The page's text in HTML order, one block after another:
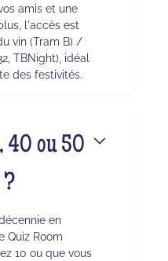
amis et une
l'accès est
vin (Tram B) /
TBNight), idéal
des festivités.
40 ou 50
en
Quiz Room
10 ou que vous